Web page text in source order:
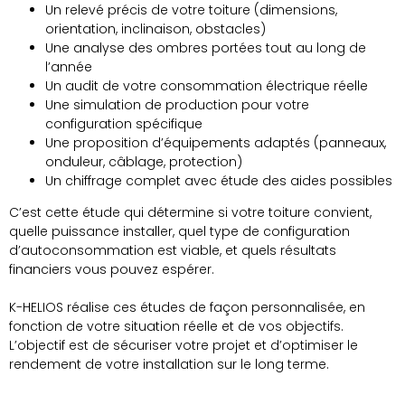
Un relevé précis de votre toiture (dimensions,
orientation, inclinaison, obstacles)
Une analyse des ombres portées tout au long de
l’année
Un audit de votre consommation électrique réelle
Une simulation de production pour votre
configuration spécifique
Une proposition d’équipements adaptés (panneaux,
onduleur, câblage, protection)
Un chiffrage complet avec étude des aides possibles
C’est cette étude qui détermine si votre toiture convient,
quelle puissance installer, quel type de configuration
d’autoconsommation est viable, et quels résultats
financiers vous pouvez espérer.
K-HELIOS réalise ces études de façon personnalisée, en
fonction de votre situation réelle et de vos objectifs.
L’objectif est de sécuriser votre projet et d’optimiser le
rendement de votre installation sur le long terme.